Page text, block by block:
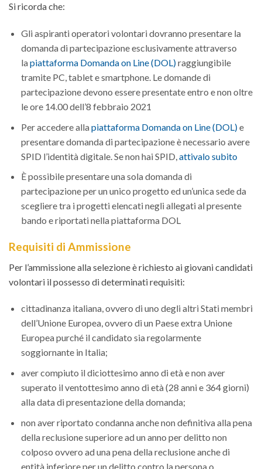
Si ricorda che:
Gli aspiranti operatori volontari dovranno presentare la
domanda di partecipazione esclusivamente attraverso
lapiattaforma Domanda on Line (DOL)raggiungibile
tramite PC, tablet e smartphone. Le domande di
partecipazione devono essere presentate entro e non oltre
le ore 14.00 dell’8 febbraio 2021
Per accedere allapiattaforma Domanda on Line (DOL)e
presentare domanda di partecipazione è necessario avere
SPID l’identità digitale. Se non hai SPID, attivalo subito
È possibile presentare una sola domanda di
partecipazione per un unico progetto ed un’unica sede da
scegliere tra i progetti elencati negli allegati al presente
bando e riportati nella piattaforma DOL
Requisiti di Ammissione
Per l’ammissione alla selezione è richiesto ai giovani candidati
volontari il possesso di determinati requisiti:
cittadinanza italiana, ovvero di uno degli altri Stati membri
dell’Unione Europea, ovvero di un Paese extra Unione
Europea purché il candidato sia regolarmente
soggiornante in Italia;
aver compiuto il diciottesimo anno di età e non aver
superato il ventottesimo anno di età (28 anni e 364 giorni)
alla data di presentazione della domanda;
non aver riportato condanna anche non definitiva alla pena
della reclusione superiore ad un anno per delitto non
colposo ovvero ad una pena della reclusione anche di
entità inferiore per un delitto contro la persona o